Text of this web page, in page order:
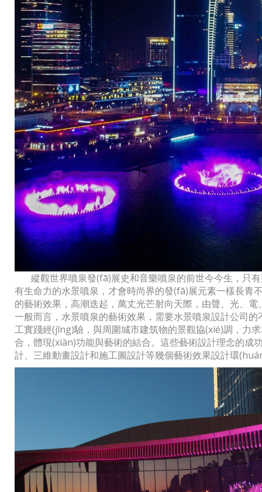
縱觀世界噴泉發(fā)展史和音樂噴泉的前世今今生，只
有生命力的水景噴泉，才會時尚界的發(fā)展元素一樣長青
的藝術效果，高潮迭起，萬丈光芒射向天際，由聲、光
一般而言，水景噴泉的藝術效果，需要水景噴泉設計
工實踐經(jīng)驗，與周圍城市建筑物的景觀協(xié)調，
合，體現(xiàn)功能與藝術的結合。這些藝術設計理念的成
計、三維動畫設計和施工圖設計等幾個藝術效果設計